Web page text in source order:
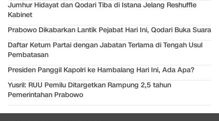
Jumhur Hidayat dan Qodari Tiba di Istana Jelang Reshuffle
Kabinet
Prabowo Dikabarkan Lantik Pejabat Hari Ini, Qodari Buka Suara
Daftar Ketum Partai dengan Jabatan Terlama di Tengah Usul
Pembatasan
Presiden Panggil Kapolri ke Hambalang Hari Ini, Ada Apa?
Yusril: RUU Pemilu Ditargetkan Rampung 2,5 tahun
Pemerintahan Prabowo